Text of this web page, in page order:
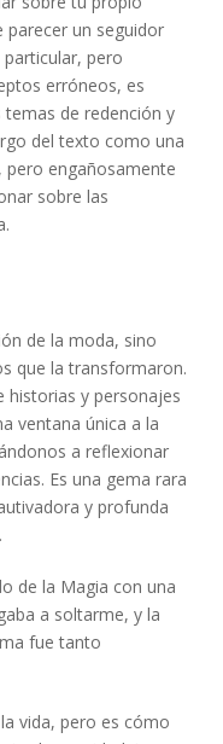
parecer un seguidor
pero
erróneos, es
de redención y
del texto como una
engañosamente
sobre las
de la moda, sino
que la transformaron.
historias y personajes
ventana única a la
a reflexionar
Es una gema rara
y profunda
de la Magia con una
a soltarme, y la
fue tanto
vida, pero es cómo